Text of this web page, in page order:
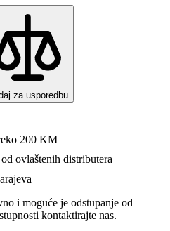
za usporedbu
200 KM
ovlaštenih distributera
i moguće je odstupanje od
kontaktirajte nas.